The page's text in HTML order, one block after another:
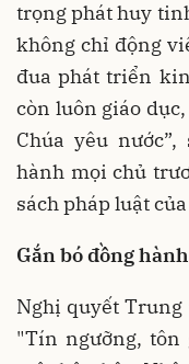
trọng phát huy
không chỉ động
đua phát triển
còn luôn giáo
Chúa yêu
hành mọi chủ
sách pháp luật
Gắn bó đồng
Nghị quyết
"Tín ngưỡng, tôn